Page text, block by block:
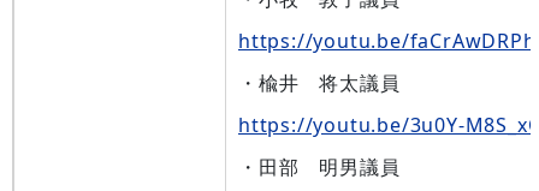
https://youtu.be/
・楡井 将太議員
https://youtu.be/3u0Y-
・田部 明男議員